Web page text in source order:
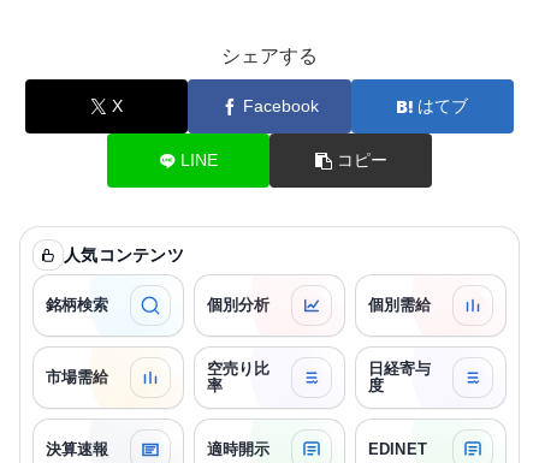
シェアする
X Facebook はてブ
LINE コピー
人気コンテンツ
銘柄検索 個別分析 個別需給
市場需給
空売り比
率
日経寄与
度
決算速報 適時開示 EDINET